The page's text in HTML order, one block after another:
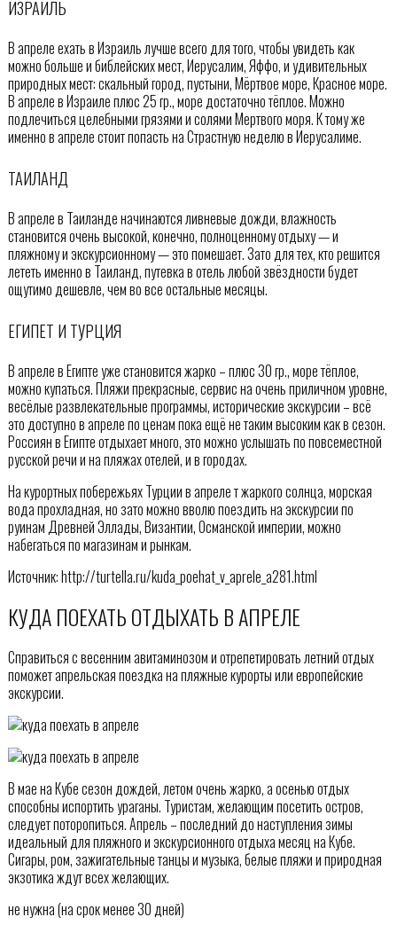
ИЗРАИЛЬ
В апреле ехать в Израиль лучше всего для того, чтобы увидеть как
можно больше и библейских мест, Иерусалим, Яффо, и удивительных
природных мест: скальный город, пустыни, Мёртвое море, Красное море.
В апреле в Израиле плюс 25 гр., море достаточно тёплое. Можно
подлечиться целебными грязями и солями Мертвого моря. К тому же
именно в апреле стоит попасть на Страстную неделю в Иерусалиме.
ТАИЛАНД
В апреле в Таиланде начинаются ливневые дожди, влажность
становится очень высокой, конечно, полноценному отдыху — и
пляжному и экскурсионному — это помешает. Зато для тех, кто решится
лететь именно в Таиланд, путевка в отель любой звёздности будет
ощутимо дешевле, чем во все остальные месяцы.
ЕГИПЕТ И ТУРЦИЯ
В апреле в Египте уже становится жарко – плюс 30 гр., море тёплое,
можно купаться. Пляжи прекрасные, сервис на очень приличном уровне,
весёлые развлекательные программы, исторические экскурсии – всё
это доступно в апреле по ценам пока ещё не таким высоким как в сезон.
Россиян в Египте отдыхает много, это можно услышать по повсеместной
русской речи и на пляжах отелей, и в городах.
На курортных побережьях Турции в апреле т жаркого солнца, морская
вода прохладная, но зато можно вволю поездить на экскурсии по
руинам Древней Эллады, Византии, Османской империи, можно
набегаться по магазинам и рынкам.
Источник: http://turtella.ru/kuda_poehat_v_aprele_a281.html
КУДА ПОЕХАТЬ ОТДЫХАТЬ В АПРЕЛЕ
Справиться с весенним авитаминозом и отрепетировать летний отдых
поможет апрельская поездка на пляжные курорты или европейские
экскурсии.
В мае на Кубе сезон дождей, летом очень жарко, а осенью отдых
способны испортить ураганы. Туристам, желающим посетить остров,
следует поторопиться. Апрель – последний до наступления зимы
идеальный для пляжного и экскурсионного отдыха месяц на Кубе.
Сигары, ром, зажигательные танцы и музыка, белые пляжи и природная
экзотика ждут всех желающих.
не нужна (на срок менее 30 дней)